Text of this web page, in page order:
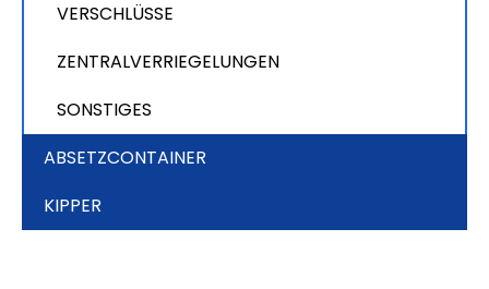
VERSCHLÜSSE
ZENTRALVERRIEGELUNGEN
SONSTIGES
ABSETZCONTAINER
KIPPER